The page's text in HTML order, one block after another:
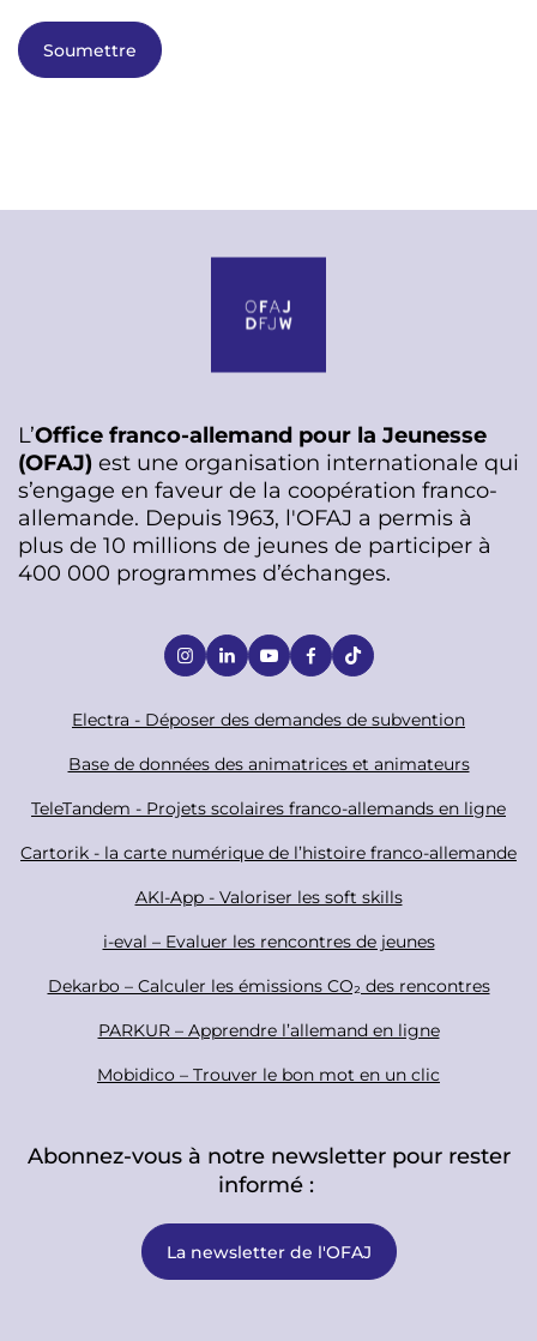
L’Office franco-allemand pour la Jeunesse
(OFAJ) est une organisation internationale qui
s’engage en faveur de la coopération franco-
allemande. Depuis 1963, l'OFAJ a permis à
plus de 10 millions de jeunes de participer à
400 000 programmes d’échanges.
ao
e
Electra - Déposer des demandes de subvention
Base de données des animatrices et animateurs
TeleTandem - Projets scolaires franco-allemands en ligne
Cartorik - la carte numérique de l’histoire franco-allemande
AKI-App - Valoriser les soft skills
i-eval – Evaluer les rencontres de jeunes
Dekarbo – Calculer les émissions CO₂ des rencontres
PARKUR – Apprendre l’allemand en ligne
Mobidico – Trouver le bon mot en un clic
Abonnez-vous à notre newsletter pour rester
informé :
La newsletter de l'OFAJ